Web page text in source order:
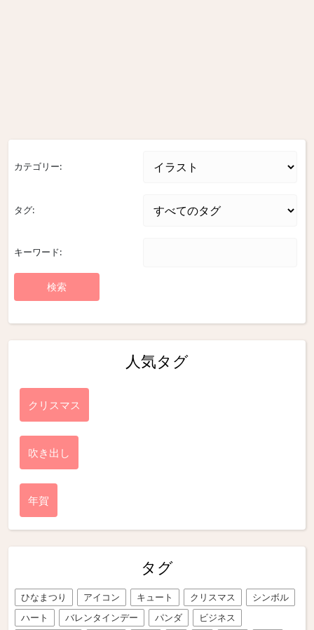
カテゴリー:
タグ:
キーワード:
人気タグ
クリスマス
吹き出し
年賀
タグ
ひなまつり アイコン キュート クリスマス
シンボル
ハート
バレンタインデー パンダ
ビジネス